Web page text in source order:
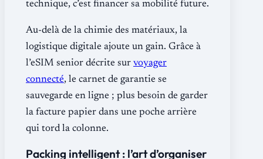
technique, c’est financer sa mobilité future.
Au-delà de la chimie des matériaux, la
logistique digitale ajoute un gain. Grâce à
l’eSIM senior décrite sur voyager
connecté, le carnet de garantie se
sauvegarde en ligne ; plus besoin de garder
la facture papier dans une poche arrière
qui tord la colonne.
Packing intelligent : l’art d’organiser